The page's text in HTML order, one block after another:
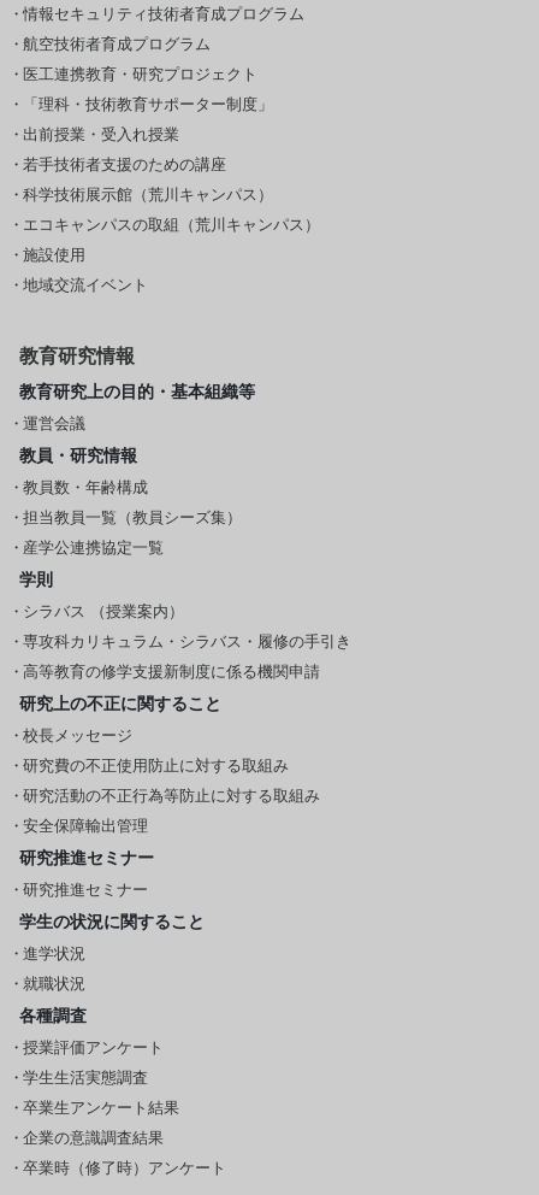
情報セキュリティ技術者育成プログラム
航空技術者育成プログラム
医工連携教育・研究プロジェクト
「理科・技術教育サポーター制度」
出前授業・受入れ授業
若手技術者支援のための講座
科学技術展示館（荒川キャンパス）
エコキャンパスの取組（荒川キャンパス）
施設使用
地域交流イベント
教育研究情報
教育研究上の目的・基本組織等
運営会議
教員・研究情報
教員数・年齢構成
担当教員一覧（教員シーズ集）
産学公連携協定一覧
学則
シラバス （授業案内）
専攻科カリキュラム・シラバス・履修の手引き
高等教育の修学支援新制度に係る機関申請
研究上の不正に関すること
校長メッセージ
研究費の不正使用防止に対する取組み
研究活動の不正行為等防止に対する取組み
安全保障輸出管理
研究推進セミナー
研究推進セミナー
学生の状況に関すること
進学状況
就職状況
各種調査
授業評価アンケート
学生生活実態調査
卒業生アンケート結果
企業の意識調査結果
卒業時（修了時）アンケート